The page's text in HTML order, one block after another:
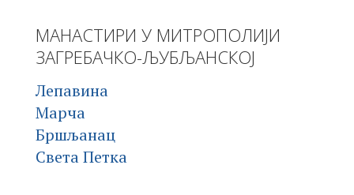
МАНАСТИРИ У МИТРОПОЛИЈИ
ЗАГРЕБАЧКО-ЉУБЉАНСКОЈ
Лепавина
Марча
Бршљанац
Света Петка